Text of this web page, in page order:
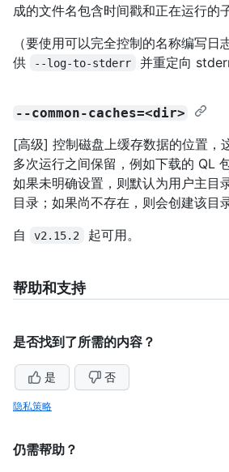
成的文件名包含时间戳和正在运行的
（要使用可以完全控制的名称编写日
供
--log-to-stderr 并重定向 stderr
--common-caches=<dir>
[高级] 控制磁盘上缓存数据的位置，
多次运行之间保留，例如下载的 QL
如果未明确设置，则默认为用户主目
目录；如果尚不存在，则会创建该目录
自
v2.15.2 起可用。
帮助和支持
是否找到了所需的内容？
是 否
隐私策略
仍需帮助？